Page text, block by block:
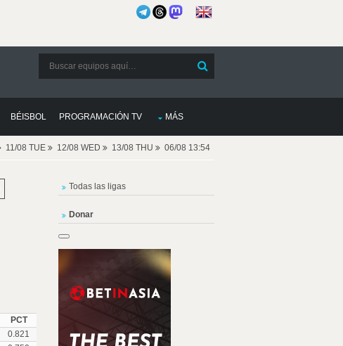
BÉISBOL PROGRAMACIÓN TV MÁS
11/08 TUE 12/08 WED 13/08 THU 06/08 13:54
PCT
0.821
Todas las ligas
Donar